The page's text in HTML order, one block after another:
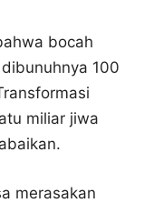
bocah
100
miliar jiwa
merasakan